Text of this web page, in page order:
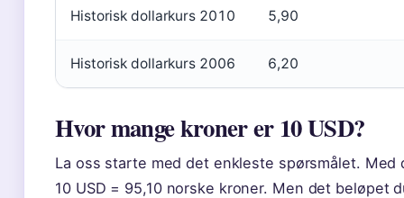
Historisk dollarkurs 2010 5,90
Historisk dollarkurs 2006 6,20
Hvor mange kroner er 10 USD?
La oss starte med det enkleste spørsmålet. Med
10 USD = 95,10 norske kroner. Men det beløpet